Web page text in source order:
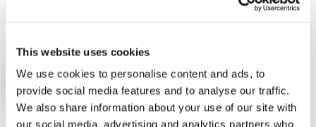
This website uses cookies
We use cookies to personalise content and ads, to
provide social media features and to analyse our traffic.
We also share information about your use of our site with
our social media, advertising and analytics partners who